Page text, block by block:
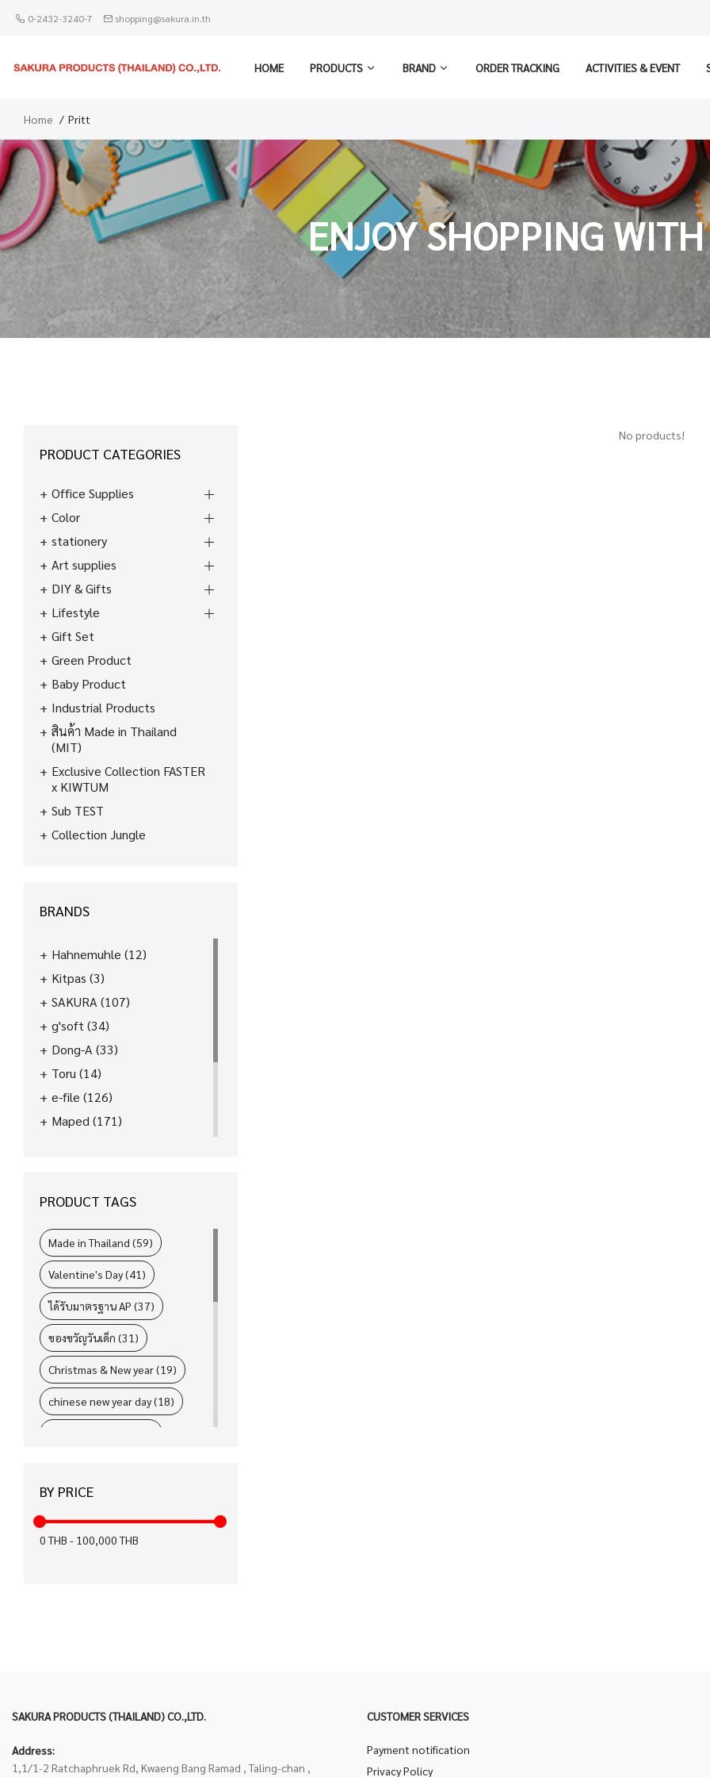
0-2432-3240-7 shopping@sakura.in.th
HOME PRODUCTS BRAND ORDER TRACKING ACTIVITIES & EVENT
Home Pritt
ENJOY SHOPPING
PRODUCT CATEGORIES
Office Supplies
Color
stationery
Art supplies
DIY & Gifts
Lifestyle
Gift Set
Green Product
Baby Product
Industrial Products
สินค้า Made in Thailand
(MIT)
Exclusive Collection FASTER
x KIWTUM
Sub TEST
Collection Jungle
BRANDS
Hahnemuhle (12)
Kitpas (3)
SAKURA (107)
g'soft (34)
Dong-A (33)
Toru (14)
e-file (126)
Maped (171)
L&P(4)
PRODUCT TAGS
Made in Thailand (59)
Valentine's Day (41)
ได้รับมาตรฐาน AP (37)
ของขวัญวันเด็ก (31)
Christmas & New year (19)
chinese new year day (18)
ได้รับมาตรฐาน KC (12)
สำหรับคนถนัดมือซ้าย (8)
ได้รับมาตรฐาน Recycled (0)
ได้รับมาตรฐาน EN71 (0)
BY PRICE
0THB - 100,000THB
No products!
SAKURA PRODUCTS (THAILAND) CO.,LTD.
Address:
1,1/1-2 Ratchaphruek Rd, Kwaeng Bang Ramad , Taling-chan ,
CUSTOMER SERVICES
Payment notification
Privacy Policy